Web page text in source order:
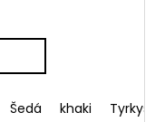
Šedá khaki Tyrkysová